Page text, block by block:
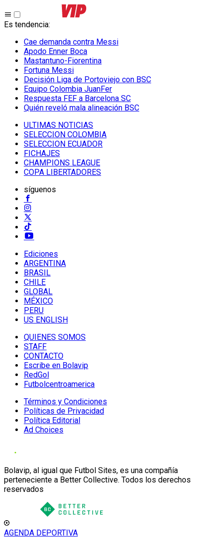
Es tendencia:
Cae demanda contra Messi
Apodo Enner Boca
Mastantuno-Fiorentina
Fortuna Messi
Decisión Liga de Portoviejo con BSC
Equipo Colombia JuanFer
Respuesta FEF a Barcelona SC
Quién reveló mala alineación BSC
ULTIMAS NOTICIAS
SELECCION COLOMBIA
SELECCION ECUADOR
FICHAJES
CHAMPIONS LEAGUE
COPA LIBERTADORES
síguenos
Ediciones
ARGENTINA
BRASIL
CHILE
GLOBAL
MÉXICO
PERU
US ENGLISH
QUIENES SOMOS
STAFF
CONTACTO
Escribe en Bolavip
RedGol
Futbolcentroamerica
Términos y Condiciones
Políticas de Privacidad
Política Editorial
Ad Choices
Bolavip, al igual que Futbol Sites, es una compañía
perteneciente a Better Collective. Todos los derechos
reservados
AGENDA DEPORTIVA